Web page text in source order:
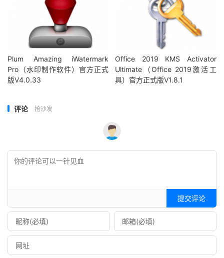
Plum Amazing iWatermark
Pro（水印制作软件）官方正式
版V4.0.33
Office 2019 KMS Activator
Ultimate（Office 2019激活工
具）官方正式版V1.8.1
评论 抢沙发
提交评论